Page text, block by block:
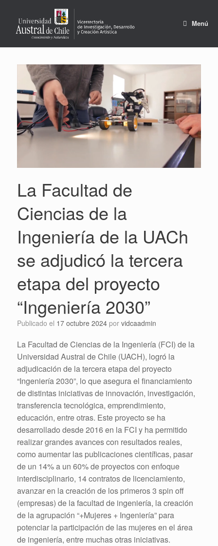
contenido
Menú
La Facultad de
Ciencias de la
Ingeniería de la UACh
se adjudicó la tercera
etapa del proyecto
“Ingeniería 2030”
Publicado el 17 octubre 2024 por vidcaadmin
La Facultad de Ciencias de la Ingeniería (FCI) de la
Universidad Austral de Chile (UACH), logró la
adjudicación de la tercera etapa del proyecto
“Ingeniería 2030”, lo que asegura el financiamiento
de distintas iniciativas de innovación, investigación,
transferencia tecnológica, emprendimiento,
educación, entre otras. Este proyecto se ha
desarrollado desde 2016 en la FCI y ha permitido
realizar grandes avances con resultados reales,
como aumentar las publicaciones científicas, pasar
de un 14% a un 60% de proyectos con enfoque
interdisciplinario, 14 contratos de licenciamiento,
avanzar en la creación de los primeros 3 spin off
(empresas) de la facultad de ingeniería, la creación
de la agrupación “+Mujeres + Ingeniería” para
potenciar la participación de las mujeres en el área
de ingeniería, entre muchas otras iniciativas.